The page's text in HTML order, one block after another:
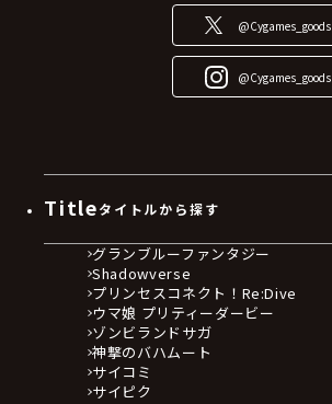
@Cygames_goods
@Cygames_goods
Titleタイトルから探す
グランブルーファンタジー
Shadowverse
プリンセスコネクト！Re:Dive
ウマ娘 プリティーダービー
ゾンビランドサガ
神撃のバハムート
サイコミ
サイピク